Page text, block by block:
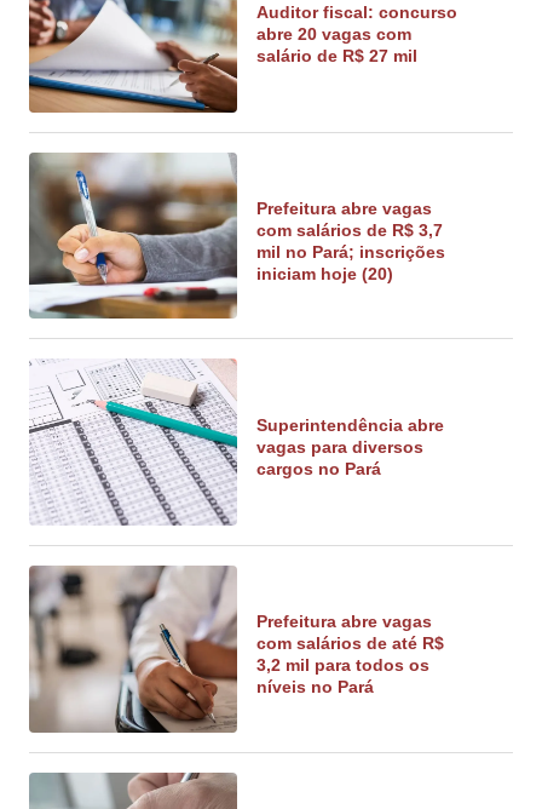
Auditor fiscal: concurso
abre 20 vagas com
salário de R$ 27 mil
Prefeitura abre vagas
com salários de R$ 3,7
mil no Pará; inscrições
iniciam hoje (20)
Superintendência abre
vagas para diversos
cargos no Pará
Prefeitura abre vagas
com salários de até R$
3,2 mil para todos os
níveis no Pará